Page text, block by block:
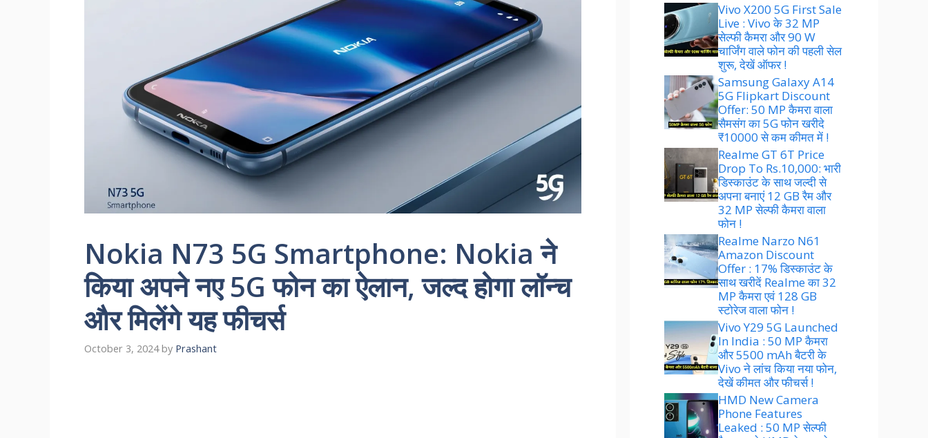
Nokia N73 5G Smartphone: Nokia ने
किया अपने नए 5G फोन का ऐलान, जल्द होगा लॉन्च
और मिलेंगे यह फीचर्स
October 3, 2024 by Prashant
Vivo X200 5G First Sale
Live : Vivo के 32 MP
सेल्फी कैमरा और 90 W
चार्जिंग वाले फोन की पहली सेल
शुरू, देखें ऑफर !
Samsung Galaxy A14
5G Flipkart Discount
Offer: 50 MP कैमरा वाला
सैमसंग का 5G फोन खरीदे
₹10000 से कम कीमत में !
Realme GT 6T Price
Drop To Rs.10,000: भारी
डिस्काउंट के साथ जल्दी से
अपना बनाएं 12 GB रैम और
32 MP सेल्फी कैमरा वाला
फोन !
Realme Narzo N61
Amazon Discount
Offer : 17% डिस्काउंट के
साथ खरीदें Realme का 32
MP कैमरा एवं 128 GB
स्टोरेज वाला फोन !
Vivo Y29 5G Launched
In India : 50 MP कैमरा
और 5500 mAh बैटरी के
Vivo ने लांच किया नया फोन,
देखें कीमत और फीचर्स !
HMD New Camera
Phone Features
Leaked : 50 MP सेल्फी